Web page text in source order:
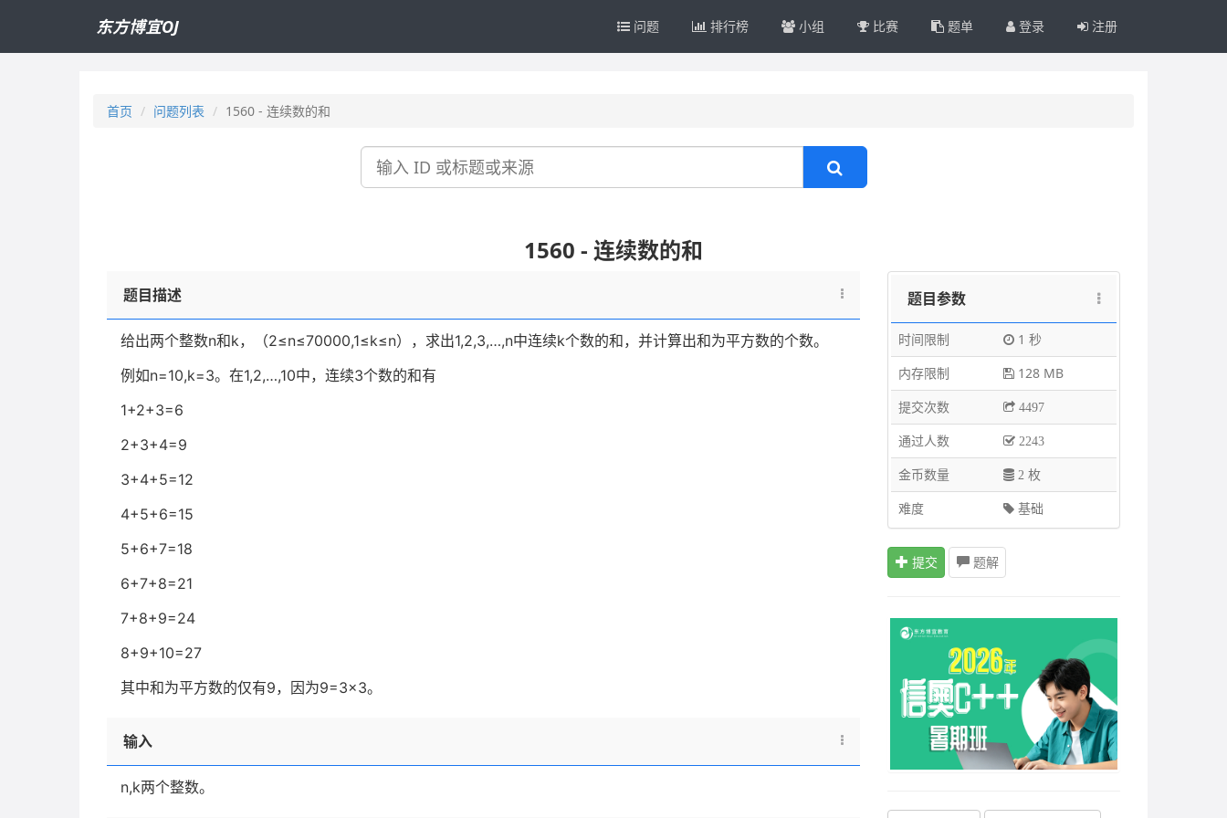
东方博宜OJ 问题 排行榜 小组 比赛 题单 登录 注册
首页 问题列表 1560 - 连续数的和
搜
1560 - 连续数的和
题目描述
给出两个整数n和k，（2≤n≤70000,1≤k≤n），求出1,2,3,…,n中连续k个数的和，并计算出和为平方数的个数。
例如n=10,k=3。在1,2,…,10中，连续3个数的和有
1+2+3=6
2+3+4=9
3+4+5=12
4+5+6=15
5+6+7=18
6+7+8=21
7+8+9=24
8+9+10=27
其中和为平方数的仅有9，因为9=3×3。
输入
n,k两个整数。
题目参数
时间限制
1 秒
内存限制
128 MB
提交次数
4497
通过人数 2243
金币数量 2 枚
难度 基础
提交 题解